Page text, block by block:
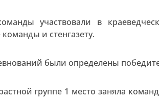
участвовали в
и стенгазету.
были определены
группе 1 место заняла